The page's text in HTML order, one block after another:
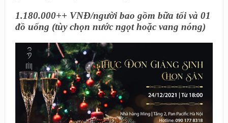
1.180.000++ VNĐ/người bao gồm bữa tối và 01
đồ uống (tùy chọn nước ngọt hoặc vang nóng)